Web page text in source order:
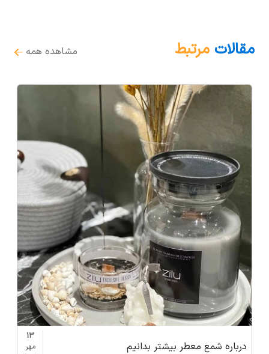
مقالات مرتبط مشاهده همه
درباره شمع معطر بیشتر بدانیم
13
مهر